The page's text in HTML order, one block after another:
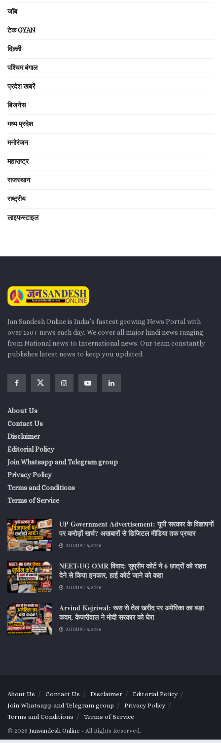
जॉब
टेक GYAN
दिल्ली
पश्चिम बंगाल
प्रदेश खबरें
बिजनेस
मध्य प्रदेश
मनोरंजन
महाराष्ट्र
राजस्थान
राष्ट्रीय
लाइफस्टाइल
Jan Sandesh Online is India’s fastest growing News Portal with
over 150+ news each day. We cover all major hindi news ranging
from National news to International news. Our team constantly
publishes latest news to keep you updated.
About Us
Contact Us
Disclaimer
Editorial Policy
Join Whatsapp and Telegram group
Privacy Policy
Terms and Conditions
Terms of Service
UP Government Advertisement: यूपी सरकार के विज्ञापनों
पर करोड़ों खर्च? अखबारों से डिजिटल मीडिया तक प्रचार
AUGUST 8, 2026
NEET-UG OMR विवाद: सुप्रीम कोर्ट ने 6 छात्रों को राहत
देने से किया इनकार, हाई कोर्ट जाने को कहा
AUGUST 8, 2026
Arvind Kejriwal: रूस से तेल खरीद पर अमेरिका का बड़ा
कदम, केजरीवाल ने मोदी सरकार को घेरा
AUGUST 8, 2026
About Us Contact Us Disclaimer
Editorial Policy
Join Whatsapp and Telegram group
Privacy Policy
Terms and Conditions
Terms of Service
© 2026 Jansandesh Online - All Rights Reserved.